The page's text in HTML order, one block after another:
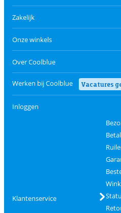
Zakelijk
Onze winkels
Over Coolblue
Werken bij Coolblue Vacatures
Inloggen
Klantenservice